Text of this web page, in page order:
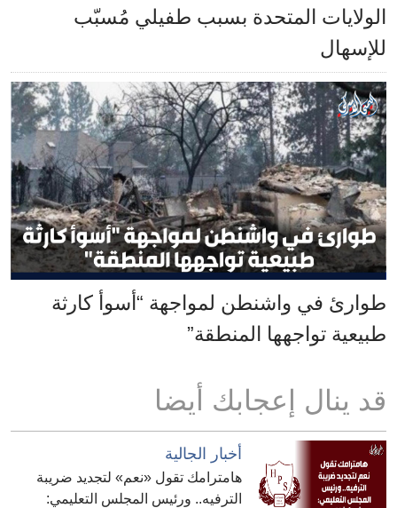
الولايات المتحدة بسبب طفيلي مُسبّب
للإسهال
طوارئ في واشنطن لمواجهة “أسوأ كارثة
طبيعية تواجهها المنطقة”
قد ينال إعجابك أيضا
أخبار الجالية
هامترامك تقول «نعم» لتجديد ضريبة
الترفيه.. ورئيس المجلس التعليمي: